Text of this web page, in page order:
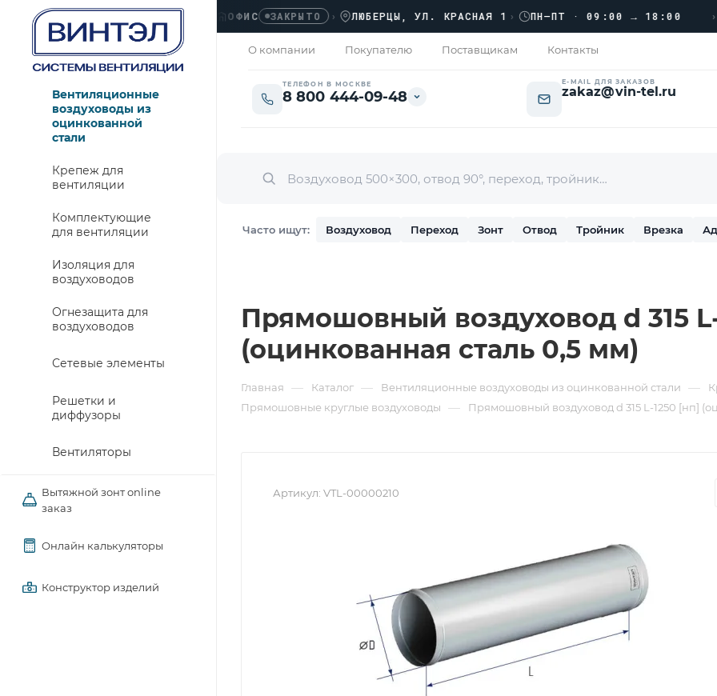
ОФИС ЗАКРЫТО › ЛЮБЕРЦЫ, УЛ. КРАСНАЯ 1› ПН–ПТ · 09:00 → 18:00 ›››
О компании Покупателю Поставщикам Контакты
ТЕЛЕФОН В МОСКВЕ
8 800 444-09-48
E-MAIL ДЛЯ ЗАКАЗОВ
zakaz@vin-tel.ru
Часто ищут: Воздуховод Переход Зонт Отвод Тройник Врезка
Вентиляционные
воздуховоды из
оцинкованной
стали
Крепеж для
вентиляции
Комплектующие
для вентиляции
Изоляция для
воздуховодов
Огнезащита для
воздуховодов
Сетевые элементы
Решетки и
диффузоры
Вентиляторы
Вытяжной зонт online
заказ
Онлайн калькуляторы
Конструктор изделий
Прямошовный воздуховод d 315
(оцинкованная сталь 0,5 мм)
Главная — Каталог — Вентиляционные воздуховоды из оцинкованной стали —
Прямошовные круглые воздуховоды
— Прямошовный воздуховод d 315 L-1250 [нп]
Артикул: VTL-00000210